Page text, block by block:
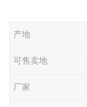
产地
可售卖地
厂家